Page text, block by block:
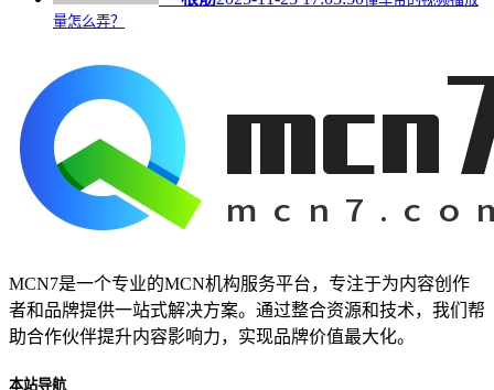
量怎么弄？
MCN7是一个专业的MCN机构服务平台，专注于为内容创作
者和品牌提供一站式解决方案。通过整合资源和技术，我们帮
助合作伙伴提升内容影响力，实现品牌价值最大化。
本站导航